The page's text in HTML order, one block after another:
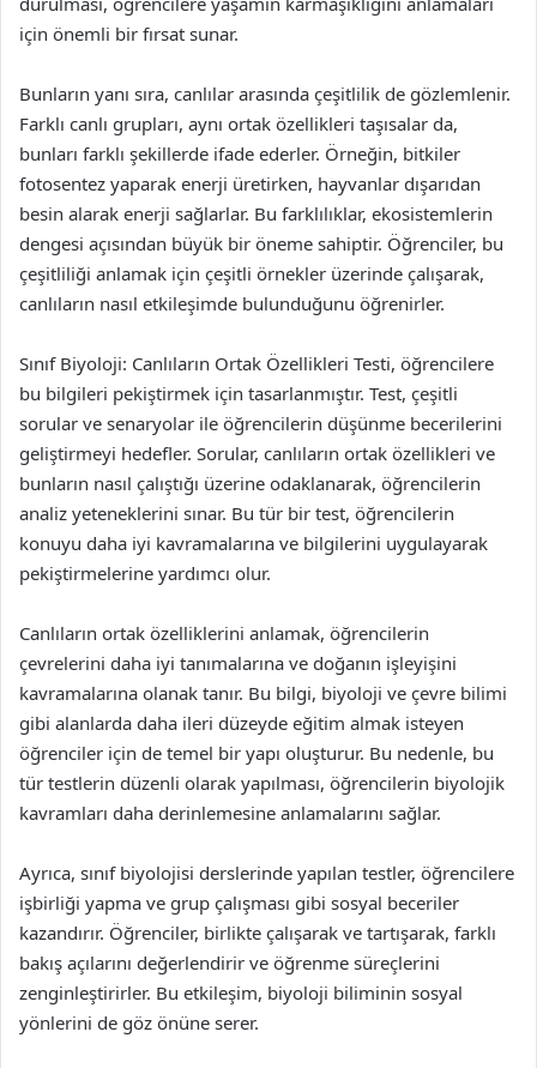
için önemli bir fırsat sunar.
Bunların yanı sıra, canlılar arasında çeşitlilik de gözlemlenir.
Farklı canlı grupları, aynı ortak özellikleri taşısalar da,
bunları farklı şekillerde ifade ederler. Örneğin, bitkiler
fotosentez yaparak enerji üretirken, hayvanlar dışarıdan
besin alarak enerji sağlarlar. Bu farklılıklar, ekosistemlerin
dengesi açısından büyük bir öneme sahiptir. Öğrenciler, bu
çeşitliliği anlamak için çeşitli örnekler üzerinde çalışarak,
canlıların nasıl etkileşimde bulunduğunu öğrenirler.
Sınıf Biyoloji: Canlıların Ortak Özellikleri Testi, öğrencilere
bu bilgileri pekiştirmek için tasarlanmıştır. Test, çeşitli
sorular ve senaryolar ile öğrencilerin düşünme becerilerini
geliştirmeyi hedefler. Sorular, canlıların ortak özellikleri ve
bunların nasıl çalıştığı üzerine odaklanarak, öğrencilerin
analiz yeteneklerini sınar. Bu tür bir test, öğrencilerin
konuyu daha iyi kavramalarına ve bilgilerini uygulayarak
pekiştirmelerine yardımcı olur.
Canlıların ortak özelliklerini anlamak, öğrencilerin
çevrelerini daha iyi tanımalarına ve doğanın işleyişini
kavramalarına olanak tanır. Bu bilgi, biyoloji ve çevre bilimi
gibi alanlarda daha ileri düzeyde eğitim almak isteyen
öğrenciler için de temel bir yapı oluşturur. Bu nedenle, bu
tür testlerin düzenli olarak yapılması, öğrencilerin biyolojik
kavramları daha derinlemesine anlamalarını sağlar.
Ayrıca, sınıf biyolojisi derslerinde yapılan testler, öğrencilere
işbirliği yapma ve grup çalışması gibi sosyal beceriler
kazandırır. Öğrenciler, birlikte çalışarak ve tartışarak, farklı
bakış açılarını değerlendirir ve öğrenme süreçlerini
zenginleştirirler. Bu etkileşim, biyoloji biliminin sosyal
yönlerini de göz önüne serer.